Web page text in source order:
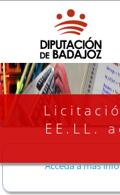
EE.LL.
Acceda a más